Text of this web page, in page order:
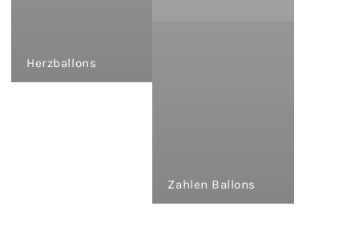
Herzballons
Zahlen Ballons